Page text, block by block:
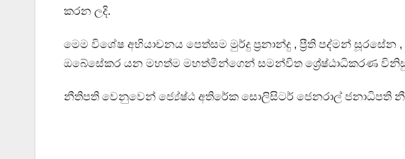
කරන ලදි.
මෙම විශේෂ අභියාචනය පෙත්සම මුර්දු ප්‍රනාන්දු , ප්‍රීති පද්මන්
ඔබේසේකර යන මහත්ම මහත්මීන්ගෙන් සමන්විත ශ්‍රේෂ්ඨාධිකරණ
නීතිපති වෙනුවෙන් ජ්‍යේෂ්ඨ අතිරේක සොලිසිටර් ජෙනරාල් ජනාධිපති